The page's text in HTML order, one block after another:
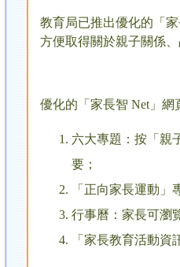
教育局已推出優化的「
方便取得關於親子關係
優化的「家長智 Net」網
六大專題：按「親
要；
「正向家長運動
行事曆：家長可瀏
「家長教育活動